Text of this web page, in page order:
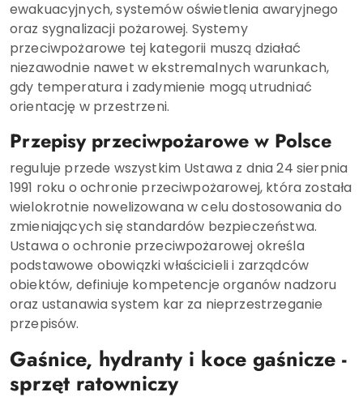
ewakuacyjnych, systemów oświetlenia awaryjnego
oraz sygnalizacji pożarowej. Systemy
przeciwpożarowe tej kategorii muszą działać
niezawodnie nawet w ekstremalnych warunkach,
gdy temperatura i zadymienie mogą utrudniać
orientację w przestrzeni.
Przepisy przeciwpożarowe w Polsce
reguluje przede wszystkim Ustawa z dnia 24 sierpnia
1991 roku o ochronie przeciwpożarowej, która została
wielokrotnie nowelizowana w celu dostosowania do
zmieniających się standardów bezpieczeństwa.
Ustawa o ochronie przeciwpożarowej określa
podstawowe obowiązki właścicieli i zarządców
obiektów, definiuje kompetencje organów nadzoru
oraz ustanawia system kar za nieprzestrzeganie
przepisów.
Gaśnice, hydranty i koce gaśnicze -
sprzęt ratowniczy